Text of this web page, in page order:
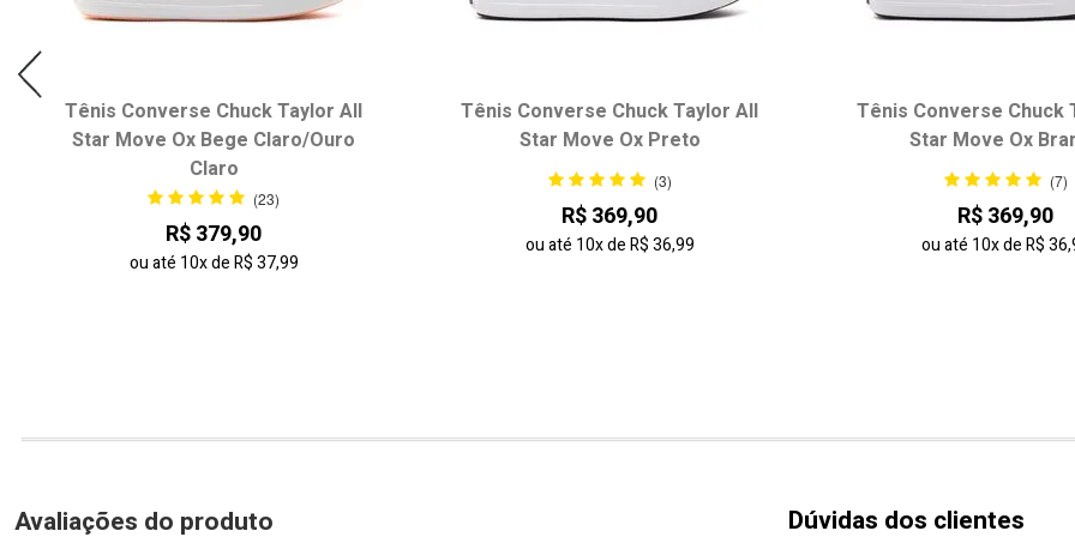
Tênis Converse Chuck Taylor All
Star Move Ox Bege Claro/Ouro
Claro
(23)
R$ 379,90
ou até 10xdeR$ 37,99
Tênis Converse Chuck Taylor All
Star Move Ox Preto
(3)
R$ 369,90
ou até 10xdeR$ 36,99
Tênis Converse Chuck
Star Move Ox
(7)
R$ 369,90
ou até 10xdeR$
Avaliações do produto Dúvidas dos clientes